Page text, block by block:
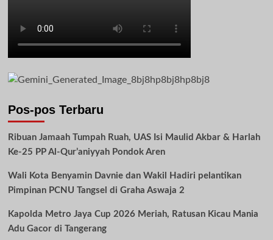
Pos-pos Terbaru
Ribuan Jamaah Tumpah Ruah, UAS Isi Maulid Akbar & Harlah
Ke-25 PP Al-Qur’aniyyah Pondok Aren
Wali Kota Benyamin Davnie dan Wakil Hadiri pelantikan
Pimpinan PCNU Tangsel di Graha Aswaja 2
Kapolda Metro Jaya Cup 2026 Meriah, Ratusan Kicau Mania
Adu Gacor di Tangerang